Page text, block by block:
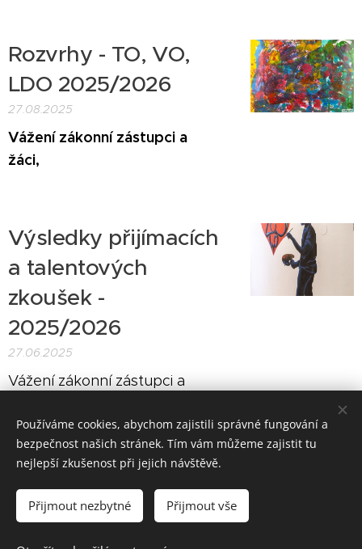
Rozvrhy - TO, VO,
LDO 2025/2026
27.08.2025
Vážení zákonní zástupci a
žáci,
Výsledky přijímacích
a talentových
zkoušek -
2025/2026
27.06.2025
Vážení zákonní zástupci a
Starší články
2017-2025 © Všechna práva vyhrazena.
Používáme cookies, abychom zajistili správné fungování a
bezpečnost našich stránek. Tím vám můžeme zajistit tu
nejlepší zkušenost při jejich návštěvě.
Přijmout nezbytné Přijmout vše